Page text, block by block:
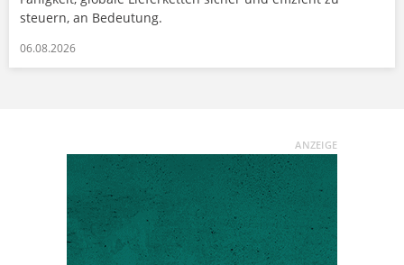
steuern, an Bedeutung.
06.08.2026
ANZEIGE